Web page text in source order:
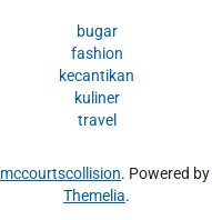
bugar
fashion
kecantikan
kuliner
travel
mccourtscollision. Powered by
Themelia.